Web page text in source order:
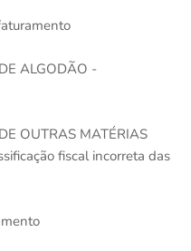
ALGODÃO -
OUTRAS MATÉRIAS
fiscal incorreta das